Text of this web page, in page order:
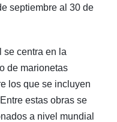
septiembre al 30 de
se centra en la
de marionetas
los que se incluyen
estas obras se
a nivel mundial